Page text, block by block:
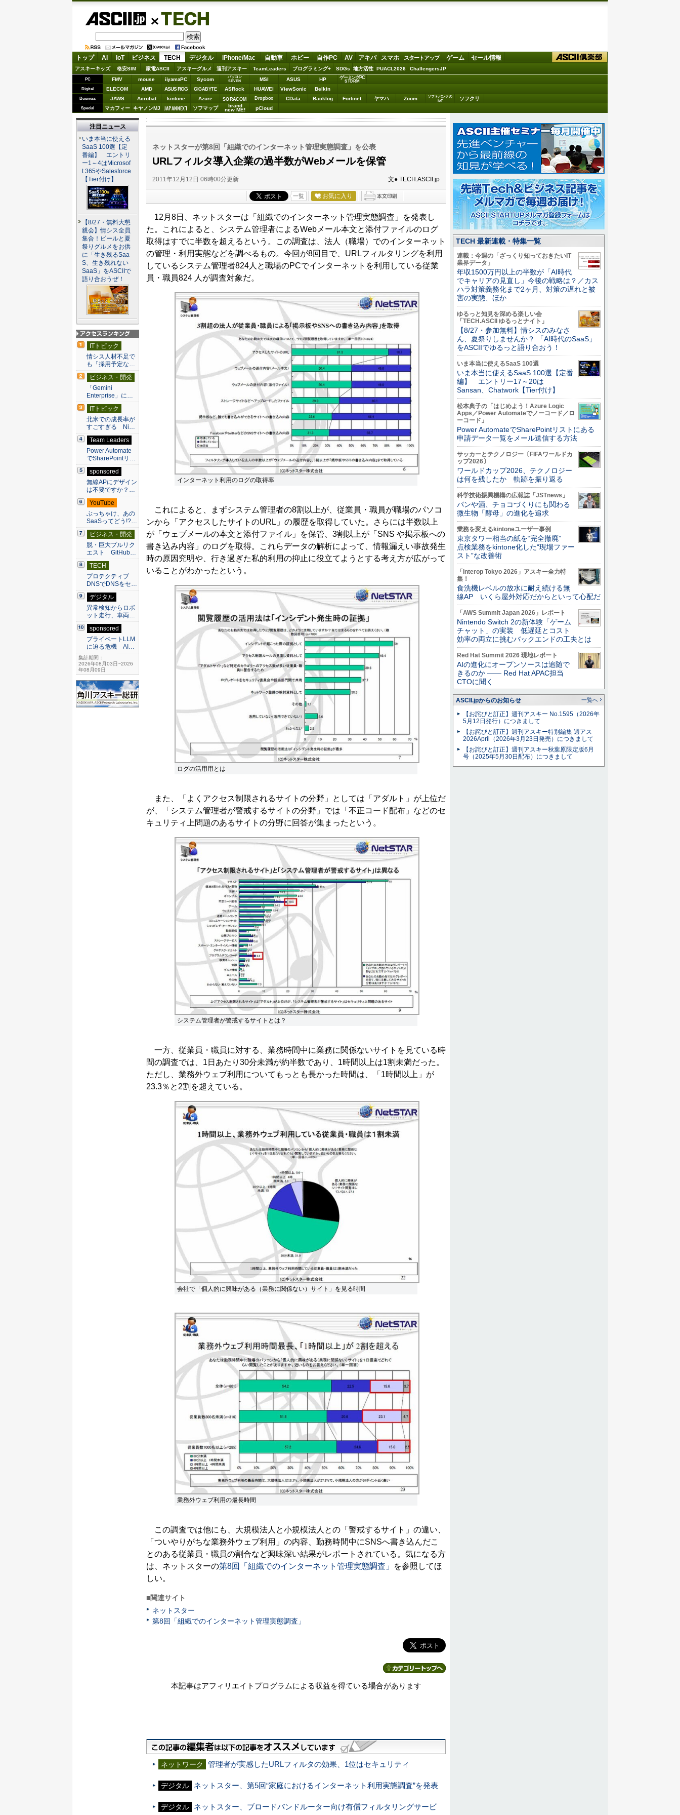
TECH
トップ AI IoT ビジネス TECH デジタル iPhone/Mac 自動車 ホビー 自作PC AV アキバ スマホ スタートアップ ゲーム セール情報
アスキーキッズ 格安SIM 家電ASCII アスキーグルメ 週刊アスキー TeamLeaders プログラミング+ SDGs 地方活性 PUACL2026 ChallengersJP
PC FMV mouse iiyamaPC Sycom
パソコン
SEVEN
MSI ASUS HP ゲーミングPC
STORM
Digital ELECOM AMD ASUS ROG GIGABYTE ASRock HUAWEI ViewSonic Belkin
Business JAWS Acrobat kintone Azure SORACOM Dropbox CData Backlog Fortinet ヤマハ Zoom
ソフトバンクの
IoT
ソフクリ
Special マカフィー キヤノンMJ JAPANNEXT ソフマップ brand
new ME! pCloud
ネットスターが第8回「組織でのインターネット管理実態調査」を公表
URLフィルタ導入企業の過半数がWebメールを保管
2011年12月12日 06時00分更新 文● TECH.ASCII.jp
一覧 お気に入り
12月8日、ネットスターは「組織でのインターネット管理実態調査」を発表し
た。これによると、システム管理者によるWebメール本文と添付ファイルのログ
取得はすでに半数を超えるという。この調査は、法人（職場）でのインターネット
の管理・利用実態などを調べるもの。今回が8回目で、URLフィルタリングを利用
しているシステム管理者824人と職場のPCでインターネットを利用している従業
員・職員824 人が調査対象だ。
インターネット利用のログの取得率
これによると、まずシステム管理者の8割以上が、従業員・職員が職場のパソコ
ンから「アクセスしたサイトのURL」の履歴を取得していた。さらには半数以上
が「ウェブメールの本文と添付ファイル」を保管、3割以上が「SNS や掲示板への
書き込み内容」のログを取得。これらデータの解析によって、情報漏えい事故発生
時の原因究明や、行き過ぎた私的利用の抑止に役立てようとする考え方が広がって
いることがわかったという。
ログの活用用とは
また、「よくアクセス制限されるサイトの分野」としては「アダルト」が上位だ
が、「システム管理者が警戒するサイトの分野」では「不正コード配布」などのセ
キュリティ上問題のあるサイトの分野に回答が集まったという。
システム管理者が警戒するサイトとは？
一方、従業員・職員に対する、業務時間中に業務に関係ないサイトを見ている時
間の調査では、1日あたり30分未満が約半数であり、1時間以上は1割未満だった。
ただし、業務外ウェブ利用についてもっとも長かった時間は、「1時間以上」が
23.3％と2割を超えている。
会社で「個人的に興味がある（業務に関係ない）サイト」を見る時間
業務外ウェブ利用の最長時間
この調査では他にも、大規模法人と小規模法人との「警戒するサイト」の違い、
「ついやりがちな業務外ウェブ利用」の内容、勤務時間中にSNSへ書き込んだこ
とのある従業員・職員の割合など興味深い結果がレポートされている。気になる方
は、ネットスターの第8回「組織でのインターネット管理実態調査」
を参照してほ
しい。
■関連サイト
ネットスター
第8回「組織でのインターネット管理実態調査」
本記事はアフィリエイトプログラムによる収益を得ている場合があります
ネットワーク 管理者が実感したURLフィルタの効果、1位はセキュリティ
デジタル ネットスター、第5回“家庭におけるインターネット利用実態調査”を発表
デジタル ネットスター、ブロードバンドルーター向け有償フィルタリングサービ
注目ニュース
いま本当に使える
SaaS 100選【定
番編】 エントリ
ー1～4はMicrosof
t 365やSalesforce
【Tier付け】
【8/27・無料大懇
親会】情シス全員
集合！ビールと夏
祭りグルメをお供
に「生き残るSaa
S、生き残れない
SaaS」をASCIIで
語り合おうぜ！
アクセスランキン
グ
ITトピック
情シス人材不足で
も「採用予定な…
ビジネス・開発
「Gemini
Enterprise」に…
ITトピック
北米での成長率が
すごすぎる Ni…
Team Leaders
Power Automate
でSharePointリ…
sponsored
無線APにデザイン
は不要ですか？…
YouTube
ぶっちゃけ、あの
SaaSってどう!?…
ビジネス・開発
脱・巨大プルリク
エスト GitHub…
TECH
プロテクティブ
DNSでDNSをセ…
デジタル
異常検知からロボ
ット走行、車両…
sponsored
プライベートLLM
に迫る危機 AI…
集計期間：
2026年08月03日~2026
年08月09日
TECH 最新連載・特集一覧
連載：今週の「ざっくり知っておきたいIT
業界データ」
年収1500万円以上の半数が「AI時代
でキャリアの見直し」今後の戦略は？／カス
ハラ対策義務化まで2ヶ月、対策の遅れと被
害の実態、ほか
ゆるっと知見を深める楽しい会
「TECH.ASCII ゆるっとナイト」
【8/27・参加無料】情シスのみなさ
ん、夏祭りしませんか？ 「AI時代のSaaS」
をASCIIでゆるっと語り合おう！
いま本当に使えるSaaS 100選
いま本当に使えるSaaS 100選【定番
編】 エントリー17～20は
Sansan、Chatwork【Tier付け】
松本典子の「はじめよう！Azure Logic
Apps／Power Automateでノーコード／ロ
ーコード」
Power AutomateでSharePointリストにある
申請データ一覧をメール送信する方法
サッカーとテクノロジー〔FIFAワールドカ
ップ2026〕
ワールドカップ2026、テクノロジー
は何を残したか 軌跡を振り返る
科学技術振興機構の広報誌「JSTnews」
パンや酒、チョコづくりにも関わる
微生物「酵母」の進化を追求
業務を変えるkintoneユーザー事例
東京タワー相当の紙を“完全撤廃”
点検業務をkintone化した“現場ファー
スト”な改善術
「Interop Tokyo 2026」アスキー全力特
集！
食洗機レベルの放水に耐え続ける無
線AP いくら屋外対応だからといって心配だ
「AWS Summit Japan 2026」レポート
Nintendo Switch 2の新体験「ゲーム
チャット」の実装 低遅延とコスト
効率の両立に挑むバックエンドの工夫とは
Red Hat Summit 2026 現地レポート
AIの進化にオープンソースは追随で
きるのか ―― Red Hat APAC担当
CTOに聞く
ASCII.jpからのお知らせ 一覧へ
【お詫びと訂正】週刊アスキー No.1595（2026年
5月12日発行）につきまして
【お詫びと訂正】週刊アスキー特別編集 週アス
2026April（2026年3月23日発売）につきまして
【お詫びと訂正】週刊アスキー秋葉原限定版6月
号（2025年5月30日配布）につきまして